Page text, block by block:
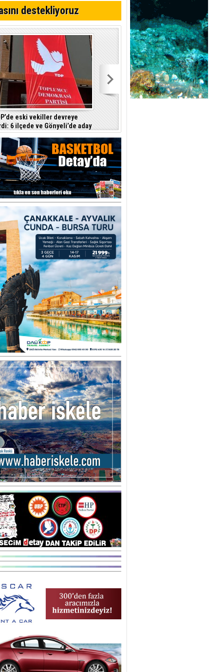
destekliyoruz
eski vekiller devreye
6 ilçede ve Gönyeli’de aday
gündemde